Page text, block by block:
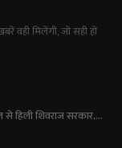
वही मिलेंगी, जो सही हों
हिली शिवराज सरकार,...